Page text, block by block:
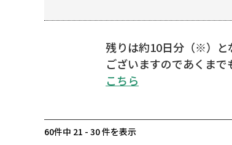
残りは約10日分（※）
ございますのであくま
こちら
60件中 21 - 30 件を表示